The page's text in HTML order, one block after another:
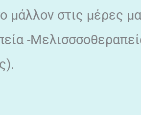
μάλλον στις μέρες
-